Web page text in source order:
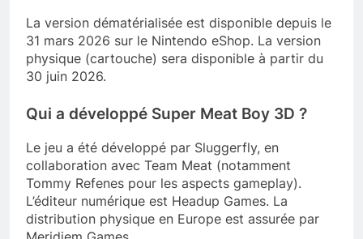
La version dématérialisée est disponible depuis le
31 mars 2026 sur le Nintendo eShop. La version
physique (cartouche) sera disponible à partir du
30 juin 2026.
Qui a développé Super Meat Boy 3D ?
Le jeu a été développé par Sluggerfly, en
collaboration avec Team Meat (notamment
Tommy Refenes pour les aspects gameplay).
L’éditeur numérique est Headup Games. La
distribution physique en Europe est assurée par